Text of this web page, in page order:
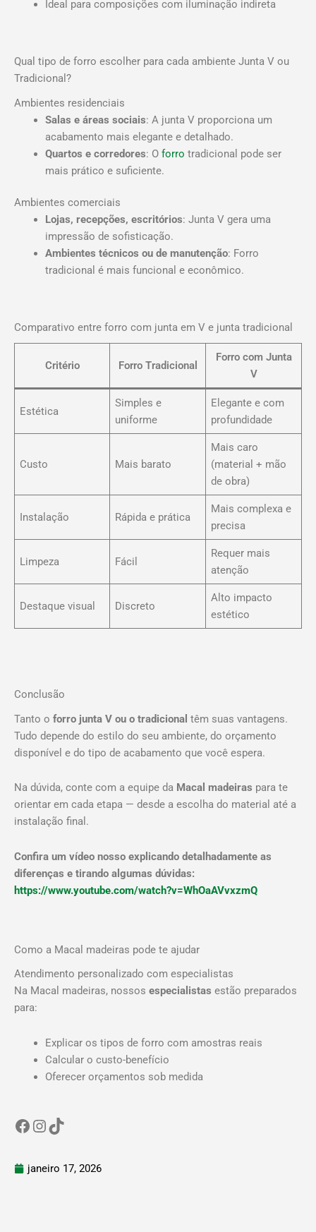
Ideal para composições com iluminação indireta
Qual tipo de forro escolher para cada ambiente Junta V ou
Tradicional?
Ambientes residenciais
Salas e áreas sociais: A junta V proporciona um
acabamento mais elegante e detalhado.
Quartos e corredores: O forro tradicional pode ser
mais prático e suficiente.
Ambientes comerciais
Lojas, recepções, escritórios: Junta V gera uma
impressão de sofisticação.
Ambientes técnicos ou de manutenção: Forro
tradicional é mais funcional e econômico.
Comparativo entre forro com junta em V e junta tradicional
Critério Forro Tradicional
Forro com Junta
V
Estética
Simples e
uniforme
Elegante e com
profundidade
Custo Mais barato
Mais caro
(material + mão
de obra)
Instalação Rápida e prática
Mais complexa e
precisa
Limpeza Fácil
Requer mais
atenção
Destaque visual Discreto
Alto impacto
estético
Conclusão
Tanto o forro junta V ou o tradicional têm suas vantagens.
Tudo depende do estilo do seu ambiente, do orçamento
disponível e do tipo de acabamento que você espera.
Na dúvida, conte com a equipe da Macal madeiras para te
orientar em cada etapa — desde a escolha do material até a
instalação final.
Confira um vídeo nosso explicando detalhadamente as
diferenças e tirando algumas dúvidas:
https://www.youtube.com/watch?v=WhOaAVvxzmQ
Como a Macal madeiras pode te ajudar
Atendimento personalizado com especialistas
Na Macal madeiras, nossos especialistas estão preparados
para:
Explicar os tipos de forro com amostras reais
Calcular o custo-benefício
Oferecer orçamentos sob medida
janeiro 17, 2026